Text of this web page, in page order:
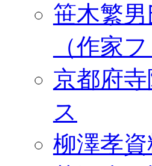
笹木繁
（作家
京都府
ス
柳澤孝